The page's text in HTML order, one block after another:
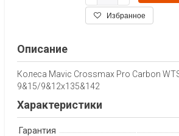
Избранное
Описание
Колеса Mavic Crossmax Pro Carbon
9&15/9&12x135&142
Характеристики
Гарантия